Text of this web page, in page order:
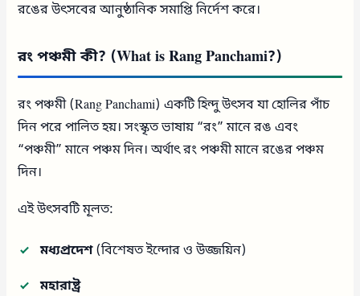
রঙের উৎসবের আনুষ্ঠানিক সমাপ্তি নির্দেশ করে।
রং পঞ্চমী কী? (What is Rang Panchami?)
রং পঞ্চমী (Rang Panchami) একটি হিন্দু উৎসব যা হোলির পাঁচ
দিন পরে পালিত হয়। সংস্কৃত ভাষায় “রং” মানে রঙ এবং
“পঞ্চমী” মানে পঞ্চম দিন। অর্থাৎ রং পঞ্চমী মানে রঙের পঞ্চম
দিন।
এই উৎসবটি মূলত:
মধ্যপ্রদেশ(বিশেষত ইন্দোর ও উজ্জয়িন)
মহারাষ্ট্র